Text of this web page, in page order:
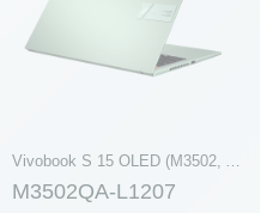
M3502QA-L1207